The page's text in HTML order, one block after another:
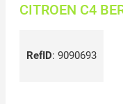
CITROEN C4
RefID: 9090693